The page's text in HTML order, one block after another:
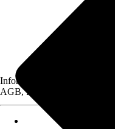
Informationen des
AGB, finden Sie bei Klick